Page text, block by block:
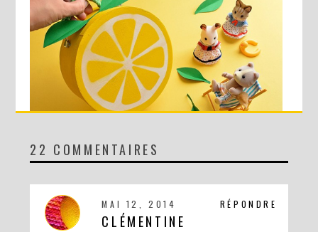
DIY : MA VALISETTE CITRON
22 COMMENTAIRES
RÉPONDRE
MAI 12, 2014
CLÉMENTINE